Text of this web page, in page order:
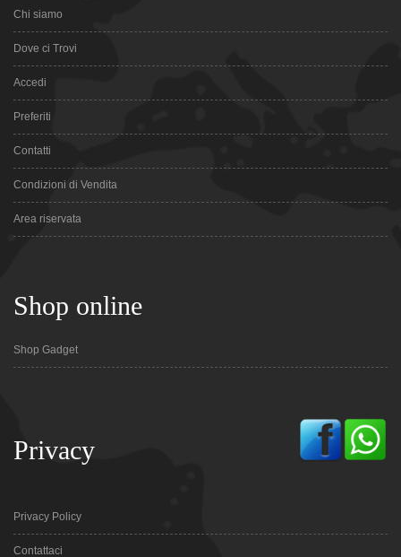
Chi siamo
Dove ci Trovi
Accedi
Preferiti
Contatti
Condizioni di Vendita
Area riservata
Shop online
Shop Gadget
Privacy
Privacy Policy
Contattaci